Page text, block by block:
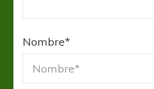
Nombre*